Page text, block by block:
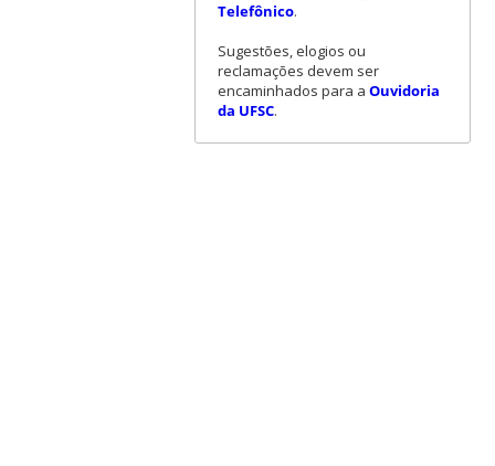
Telefônico.
Sugestões, elogios ou
reclamações devem ser
encaminhados para a Ouvidoria
da UFSC.